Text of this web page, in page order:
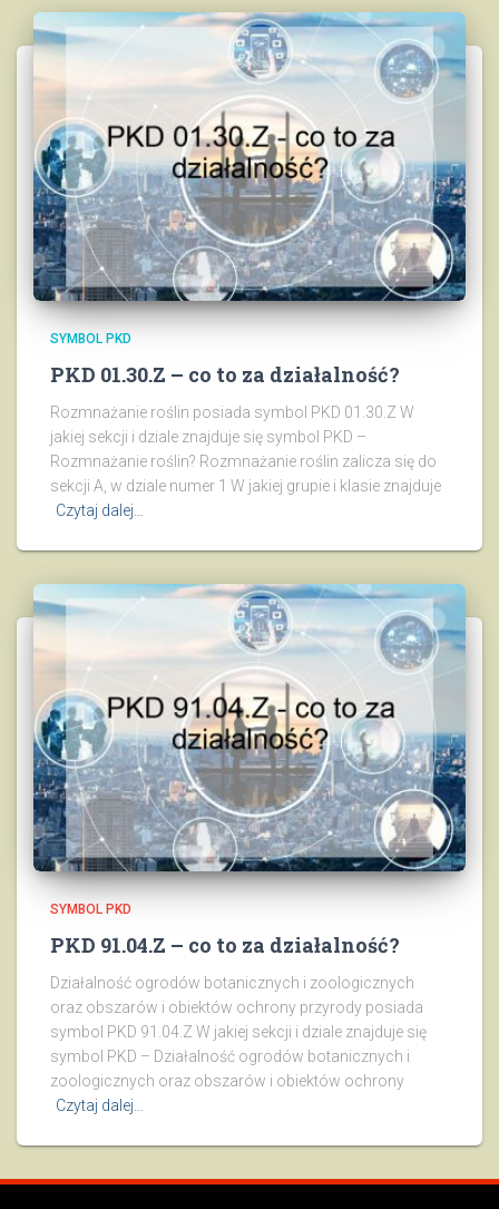
SYMBOL PKD
PKD 01.30.Z – co to za działalność?
Rozmnażanie roślin posiada symbol PKD 01.30.Z W
jakiej sekcji i dziale znajduje się symbol PKD –
Rozmnażanie roślin? Rozmnażanie roślin zalicza się do
sekcji A, w dziale numer 1 W jakiej grupie i klasie znajduje
Czytaj dalej…
SYMBOL PKD
PKD 91.04.Z – co to za działalność?
Działalność ogrodów botanicznych i zoologicznych
oraz obszarów i obiektów ochrony przyrody posiada
symbol PKD 91.04.Z W jakiej sekcji i dziale znajduje się
symbol PKD – Działalność ogrodów botanicznych i
zoologicznych oraz obszarów i obiektów ochrony
Czytaj dalej…